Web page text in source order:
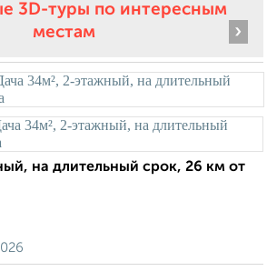
3D-туры по интересным
местам
›
на длительный срок, 26 км от